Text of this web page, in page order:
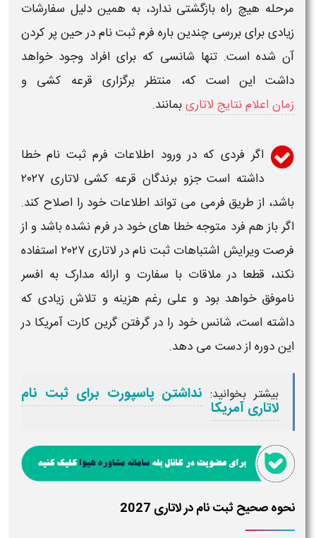
مرحله هیچ راه بازگشتی ندارد، به همین دلیل سفارشات
زیادی برای بررسی چندین باره فرمثبت نامدر حین پر کردن
آن شده است. تنها شانسی که برای افراد وجود خواهد
داشت این است که، منتظر برگزاری قرعه کشی و
زمان اعلام نتایج لاتاریبمانند.
اگر فردی که در ورود اطلاعات فرم ثبت نامخطا
داشته است جزو برندگان قرعه کشیلاتاری ۲۰۲۷
باشد، از طریق فرمی می تواند اطلاعات خود را اصلاح کند.
اگر باز هم فرد متوجه خطا های خود در فرم نشده باشد و از
فرصتویرایش اشتباهات ثبت نام در لاتاری ۲۰۲۷
استفاده
نکند، قطعا در ملاقات با سفارت و ارائه مدارک به افسر
ناموفق خواهد بود و علی رغم هزینه و تلاش زیادی که
داشته است، شانس خود را در گرفتن گرین کارت آمریکا در
این دوره از دست می دهد.
بیشتر بخوانید: نداشتن پاسپورت برای ثبت نام
لاتاری آمریکا
نحوه صحیح ثبت نام در لاتاری 2027